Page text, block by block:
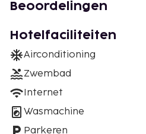
Beoordelingen
Hotelfaciliteiten
Airconditioning
Zwembad
Internet
Wasmachine
Parkeren